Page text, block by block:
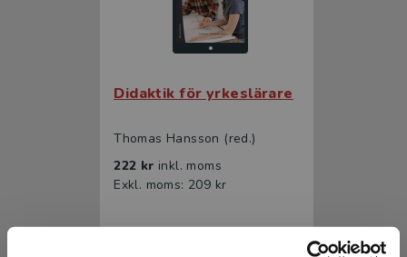
Didaktik för yrkeslärare
Thomas Hansson (red.)
222 kr inkl. moms
Exkl. moms: 209 kr